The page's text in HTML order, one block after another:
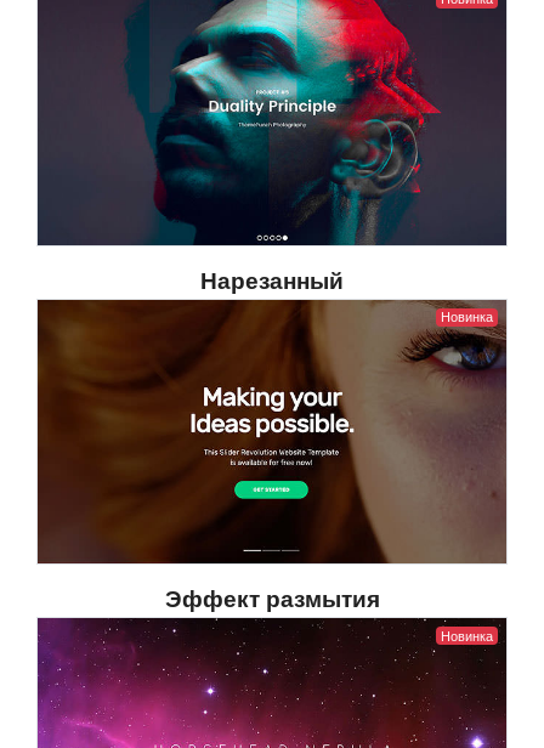
Нарезанный
Новинка
Эффект размытия
Новинка